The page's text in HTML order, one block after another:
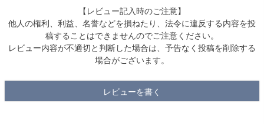
【レビュー記入時のご注意】
他人の権利、利益、名誉などを損ねたり、法令に違反する内容を投
稿することはできませんのでご注意ください。
レビュー内容が不適切と判断した場合は、予告なく投稿を削除する
場合がございます。
レビューを書く